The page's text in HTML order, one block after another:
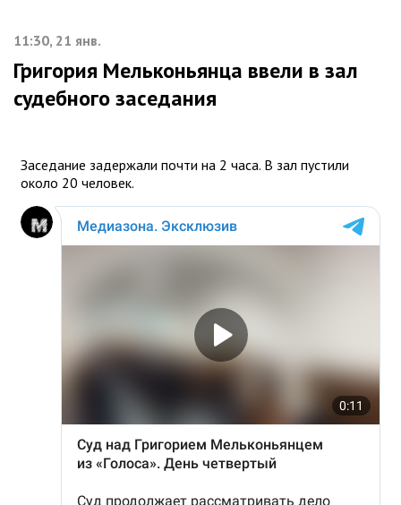
11:30, 21 янв.
Григория Мельконьянца ввели в зал
судебного заседания
Заседание задержали почти на 2 часа. В зал пустили
около 20 человек.